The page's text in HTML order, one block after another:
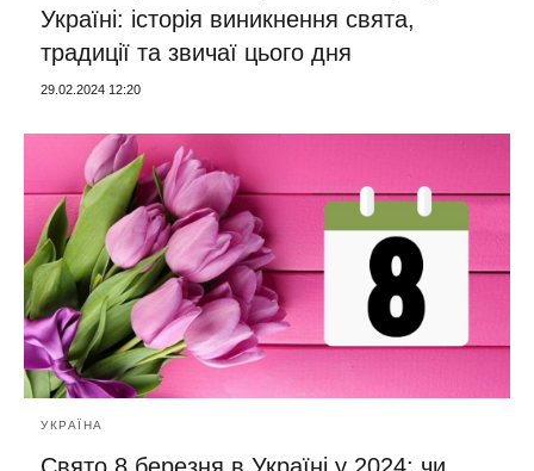
Україні: історія виникнення свята,
традиції та звичаї цього дня
29.02.2024 12:20
УКРАЇНА